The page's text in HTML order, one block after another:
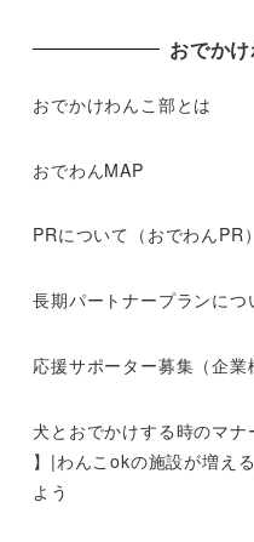
おでか
おでかけわんこ部とは
おでわんMAP
PRについて（おでわんPR）
長期パートナープランにつ
応援サポーター募集（企業
犬とおでかけする時のマ
】|わんこokの施設が増え
よう